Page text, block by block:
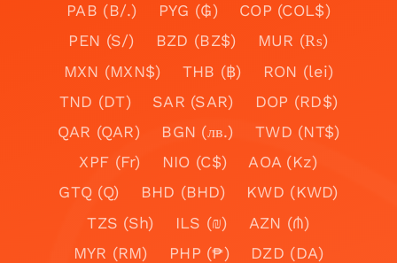
PAB (B/.)
PYG (₲)
COP (COL$)
PEN (S/)
BZD (BZ$)
MUR (₨)
MXN (MXN$)
THB (฿)
RON (lei)
TND (DT)
SAR (SAR)
DOP (RD$)
QAR (QAR)
BGN (лв.)
TWD (NT$)
XPF (Fr)
NIO (C$)
AOA (Kz)
GTQ (Q)
BHD (BHD)
KWD (KWD)
TZS (Sh)
ILS (₪)
AZN (₼)
MYR (RM)
PHP (₱)
DZD (DA)